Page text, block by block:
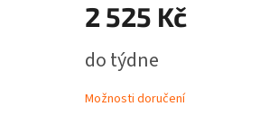
2 525 Kč
cena:
do týdne
Možnosti doručení